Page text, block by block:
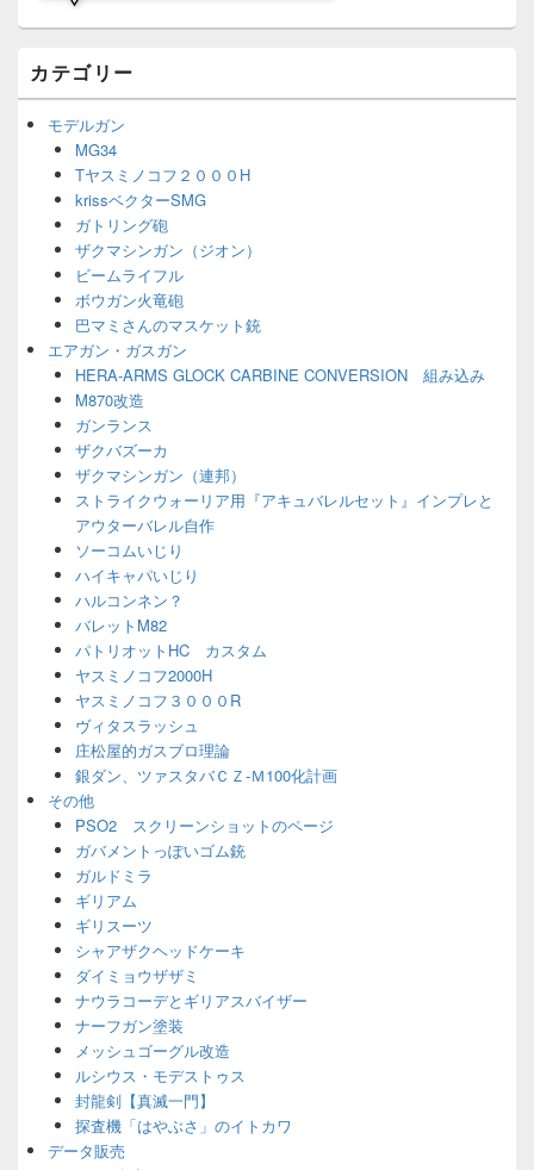
バ
ウ
ィ
ェ
カテゴリー
モデルガン
MG34
Tヤスミノコフ２０００H
krissベクターSMG
ガトリング砲
ザクマシンガン（ジオン）
ビームライフル
ボウガン火竜砲
巴マミさんのマスケット銃
エアガン・ガスガン
HERA-ARMS GLOCK CARBINE CONVERSION 組み込み
M870改造
ガンランス
ザクバズーカ
ザクマシンガン（連邦）
ストライクウォーリア用『アキュバレルセット』インプレと
アウターバレル自作
ソーコムいじり
ハイキャパいじり
ハルコンネン？
バレットM82
パトリオットHC カスタム
ヤスミノコフ2000H
ヤスミノコフ３０００R
ヴィタスラッシュ
庄松屋的ガスブロ理論
銀ダン、ツァスタバＣＺ-Ｍ100化計画
その他
PSO2 スクリーンショットのページ
ガバメントっぽいゴム銃
ガルドミラ
ギリアム
ギリスーツ
シャアザクヘッドケーキ
ダイミョウザザミ
ナウラコーデとギリアスバイザー
ナーフガン塗装
メッシュゴーグル改造
ルシウス・モデストゥス
封龍剣【真滅一門】
探査機「はやぶさ」のイトカワ
データ販売